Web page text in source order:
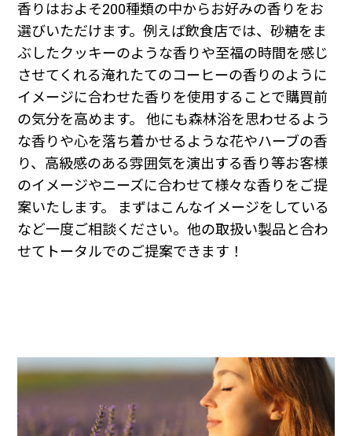
香りはおよそ200種類の中からお好みの香りをお
選びいただけます。例えば飲食店では、砂糖をま
ぶしたクッキーのような香りや至福の時間を感じ
させてくれる淹れたてのコーヒーの香りのように
イメージに合わせた香りを使用することで購買前
の気分を高めます。 他にも森林浴を思わせるよう
な香りや心を落ち着かせるような花やハーブの香
り、高級感のある雰囲気を演出する香り等お客様
のイメージやニーズに合わせて様々な香りをご提
案いたします。 まずはこんなイメージをしている
など一度ご相談ください。他の取扱い製品と合わ
せてトータルでのご提案できます！